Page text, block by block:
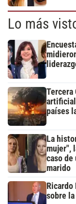
Lo más
países
La
mujer",
caso de
marido
sobre